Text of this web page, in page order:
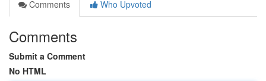
Comments
Who Upvoted
Comments
Submit a Comment
No HTML